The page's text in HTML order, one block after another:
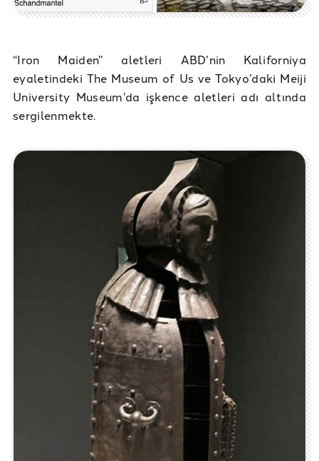
“Iron Maiden” aletleri ABD’nin Kaliforniya
eyaletindeki The Museum of Us ve Tokyo’daki Meiji
University Museum’da işkence aletleri adı altında
sergilenmekte.